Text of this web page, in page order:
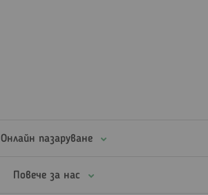
Онлайн пазаруване
Повече за нас